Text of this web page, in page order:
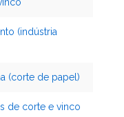
(indústria
(corte de papel)
de corte e vinco